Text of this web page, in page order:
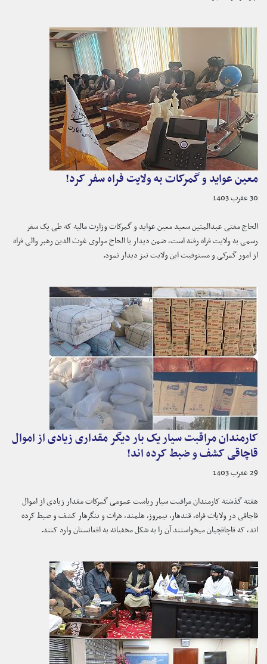
معین عواید و گمرکات به ولایت فراه سفر کرد!
30 عقرب 1403
الحاج مفتی عبدالمتین سعید معین عواید و گمرکات وزارت مالیه که طی یک سفر
رسمی به ولایت فراه رفته است، ضمن دیدار با الحاج مولوی غوث الدین رهبر والی فراه
از امور گمرکی و مستوفیت این ولایت نیز دیدار نمود.
کارمندان مراقبت سیار یک بار دیگر مقداری زیادی از اموال
قاچاقی کشف و ضبط کرده اند!
29 عقرب 1403
هفته گذشته کارمندان مراقبت سیار ریاست عمومی گمرکات مقدار زیادی از اموال
قاچاقی در ولایات فراه، قندهار، نیمروز، هلمند، هرات و ننگرهار کشف و ضبط کرده
اند، که قاچاقچیان میخواستند آن را به شکل مخفیانه به افغانستان وارد کنند.